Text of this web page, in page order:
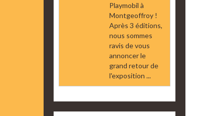
Playmobil à
Montgeoffroy !
Après 3 éditions,
nous sommes
ravis de vous
annoncer le
grand retour de
l'exposition ...